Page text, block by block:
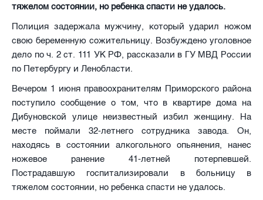
тяжелом состоянии, но ребенка спасти не удалось.
Полиция задержала мужчину, который ударил ножом
свою беременную сожительницу. Возбуждено уголовное
дело по ч. 2 ст. 111 УК РФ, рассказали в ГУ МВД России
по Петербургу и Ленобласти.
Вечером 1 июня правоохранителям Приморского района
поступило сообщение о том, что в квартире дома на
Дибуновской улице неизвестный избил женщину. На
месте поймали 32-летнего сотрудника завода. Он,
находясь в состоянии алкогольного опьянения, нанес
ножевое ранение 41-летней потерпевшей.
Пострадавшую госпитализировали в больницу в
тяжелом состоянии, но ребенка спасти не удалось.